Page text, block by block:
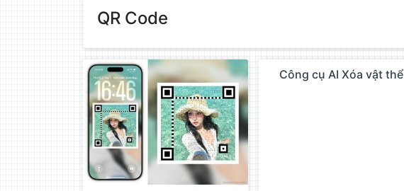
tuyến,
chèn
chữ
vào
ảnh
miễn
phí
QR Code
QCCông cụ AI Xóa vật thể